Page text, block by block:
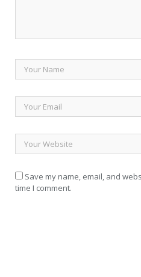
Save my name, email, and
time I comment.